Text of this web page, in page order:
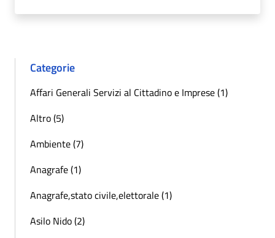
Categorie
Affari Generali Servizi al Cittadino e Imprese (1)
Altro (5)
Ambiente (7)
Anagrafe (1)
Anagrafe,stato civile,elettorale (1)
Asilo Nido (2)